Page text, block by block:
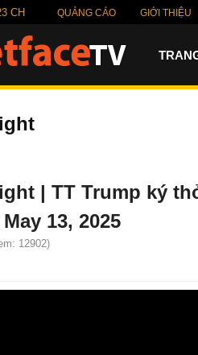
CH QUẢNG CÁO GIỚI THIỆU
| TT Trump ký
13, 2025
12902)